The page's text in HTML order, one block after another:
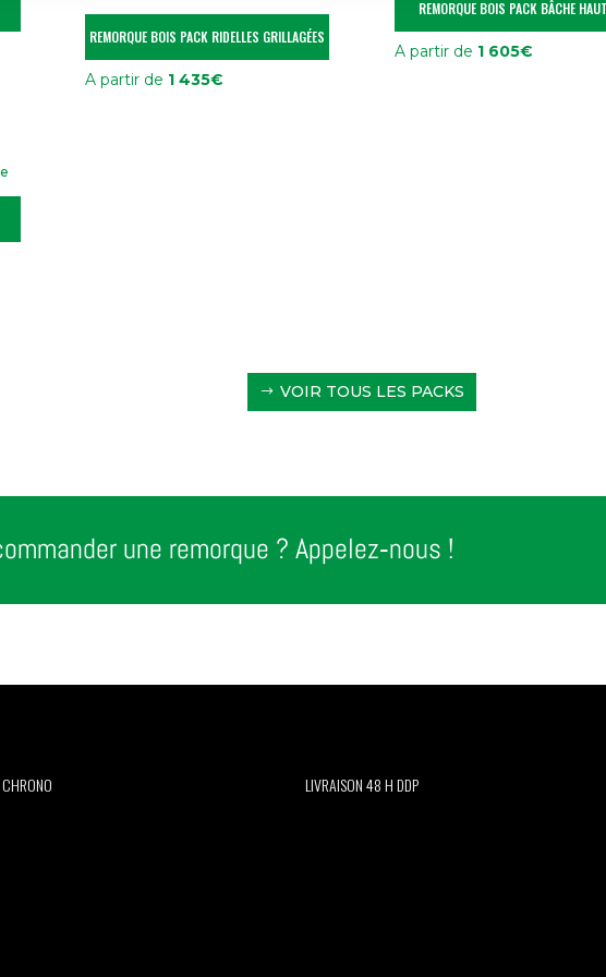
REMORQUE BOIS PACK RIDELLES GRILLAGÉES
A partir de 1 435€
REMORQUE BOIS PACK BÂCHE
A partir de 1 605€
VOIR TOUS LES PACKS
une remorque ? Appelez‑nous !
LIVRAISON 48 H DDP